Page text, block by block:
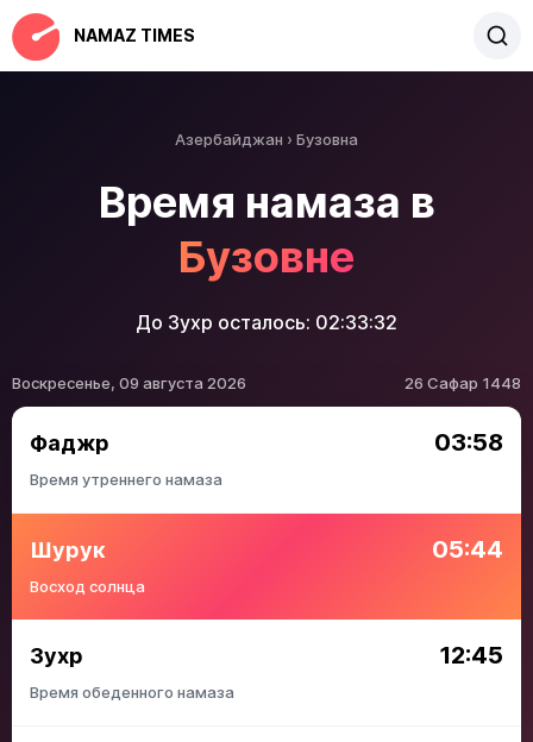
NAMAZ TIMES
Азербайджан Бузовна
Время намаза в
Бузовне
До Зухр осталось: 02:33:32
Воскресенье, 09 августа 2026 26 Сафар 1448
Фаджр 03:58
Время утреннего намаза
Шурук 05:44
Восход солнца
Зухр 12:45
Время обеденного намаза